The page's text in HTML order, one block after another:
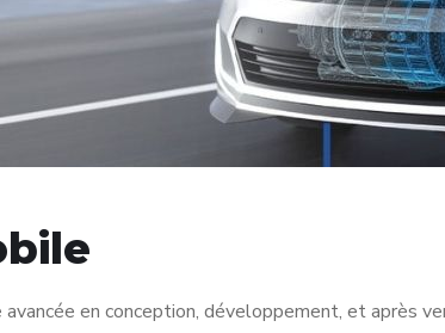
en conception, développement, et après